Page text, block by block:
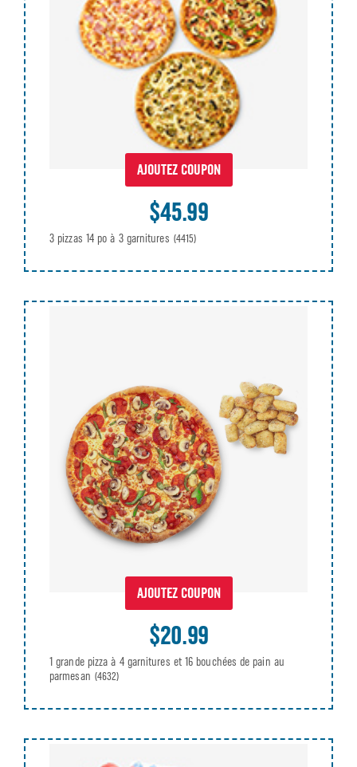
AJOUTEZ COUPON
$45.99
3 pizzas 14 po à 3 garnitures (4415)
AJOUTEZ COUPON
$20.99
1 grande pizza à 4 garnitures et 16 bouchées de pain au
parmesan (4632)